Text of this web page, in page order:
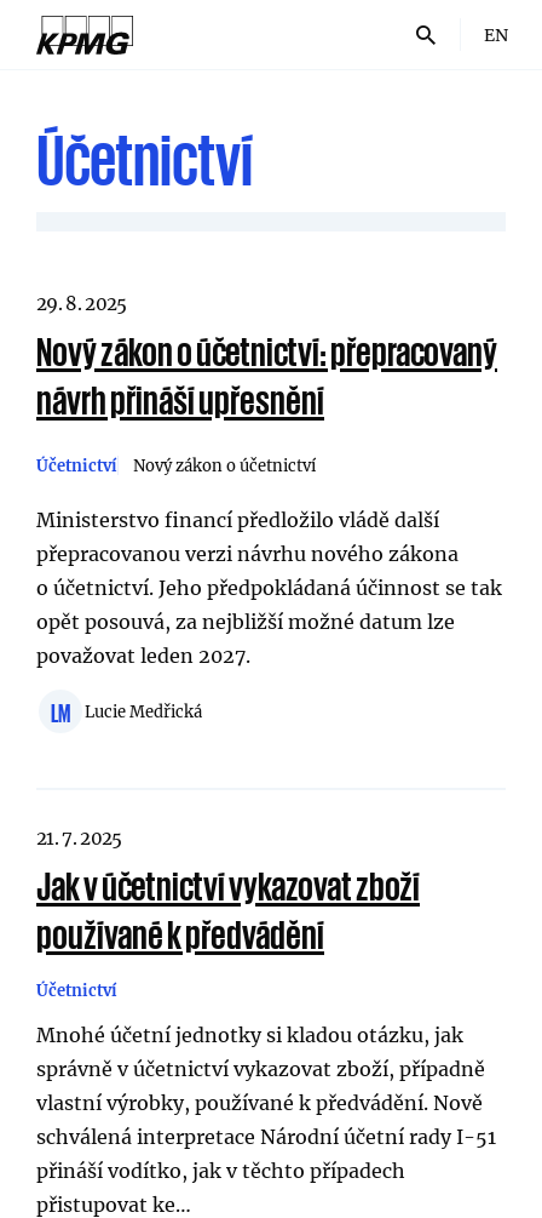
EN
Účetnictví
29. 8. 2025
Nový zákon o účetnictví: přepracovaný
návrh přináší upřesnění
Účetnictví Nový zákon o účetnictví
Ministerstvo financí předložilo vládě další
přepracovanou verzi návrhu nového zákona
o účetnictví. Jeho předpokládaná účinnost se tak
opět posouvá, za nejbližší možné datum lze
považovat leden 2027.
LM Lucie Medřická
21. 7. 2025
Jak v účetnictví vykazovat zboží
používané k předvádění
Účetnictví
Mnohé účetní jednotky si kladou otázku, jak
správně v účetnictví vykazovat zboží, případně
vlastní výrobky, používané k předvádění. Nově
schválená interpretace Národní účetní rady I-51
přináší vodítko, jak v těchto případech
přistupovat ke…